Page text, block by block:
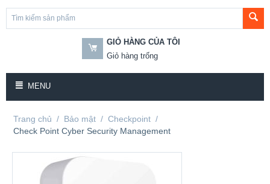
GIỎ HÀNG CỦA TÔI
Giỏ hàng trống
MENU
Trang chủ / Bảo mật / Checkpoint /
Check Point Cyber Security Management